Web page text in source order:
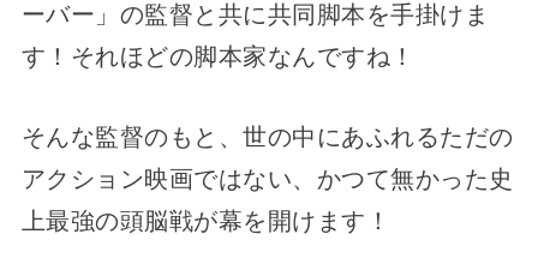
ーバー」の監督と共に共同脚本を手掛けま
す！それほどの脚本家なんですね！
そんな監督のもと、世の中にあふれるただの
アクション映画ではない、かつて無かった史
上最強の頭脳戦が幕を開けます！